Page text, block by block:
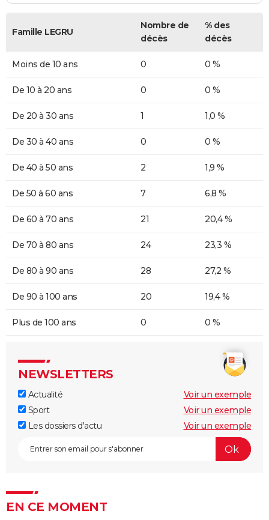
Famille LEGRU
Nombre de
décès
% des
décès
Moins de 10 ans 0 0 %
De 10 à 20 ans 0 0 %
De 20 à 30 ans 1 1,0 %
De 30 à 40 ans 0 0 %
De 40 à 50 ans 2 1,9 %
De 50 à 60 ans 7 6,8 %
De 60 à 70 ans 21 20,4 %
De 70 à 80 ans 24 23,3 %
De 80 à 90 ans 28 27,2 %
De 90 à 100 ans 20 19,4 %
Plus de 100 ans 0 0 %
NEWSLETTERS
Actualité
Voir un exemple
Sport
Voir un exemple
Les dossiers d'actu
Voir un exemple
EN CE MOMENT